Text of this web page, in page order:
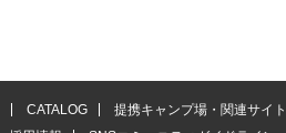
CATALOG 提携キャンプ場・関連サイト